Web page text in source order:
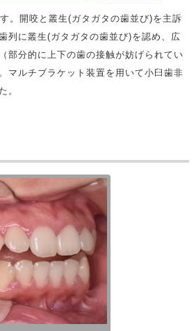
。開咬と叢生(ガタガタの歯並び)を主訴
列に叢生(ガタガタの歯並び)を認め、広
部分的に上下の歯の接触が妨げられてい
マルチブラケット装置を用いて小臼歯非
。